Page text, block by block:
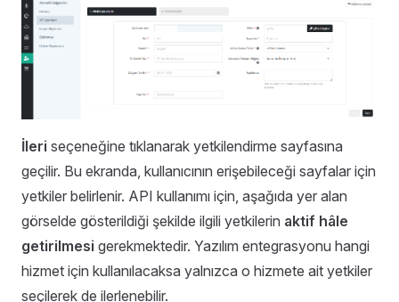
İleri seçeneğine tıklanarak yetkilendirme sayfasına
geçilir. Bu ekranda, kullanıcının erişebileceği sayfalar için
yetkiler belirlenir. API kullanımı için, aşağıda yer alan
görselde gösterildiği şekilde ilgili yetkilerin aktif hâle
getirilmesi gerekmektedir. Yazılım entegrasyonu hangi
hizmet için kullanılacaksa yalnızca o hizmete ait yetkiler
seçilerek de ilerlenebilir.